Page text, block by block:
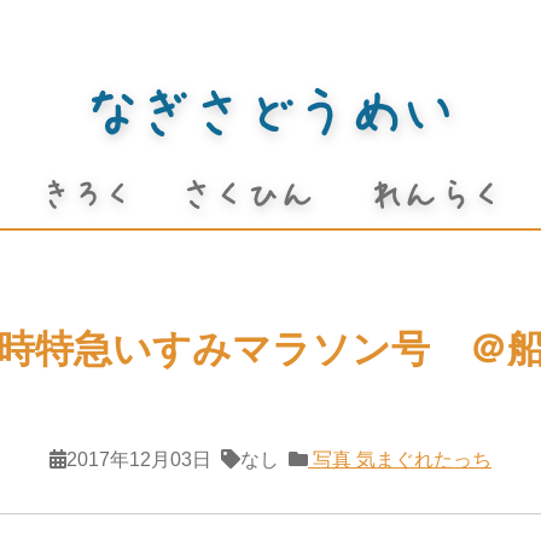
特急いすみマラソン号 ＠
2017年12月03日 なし 写真 気まぐれたっち